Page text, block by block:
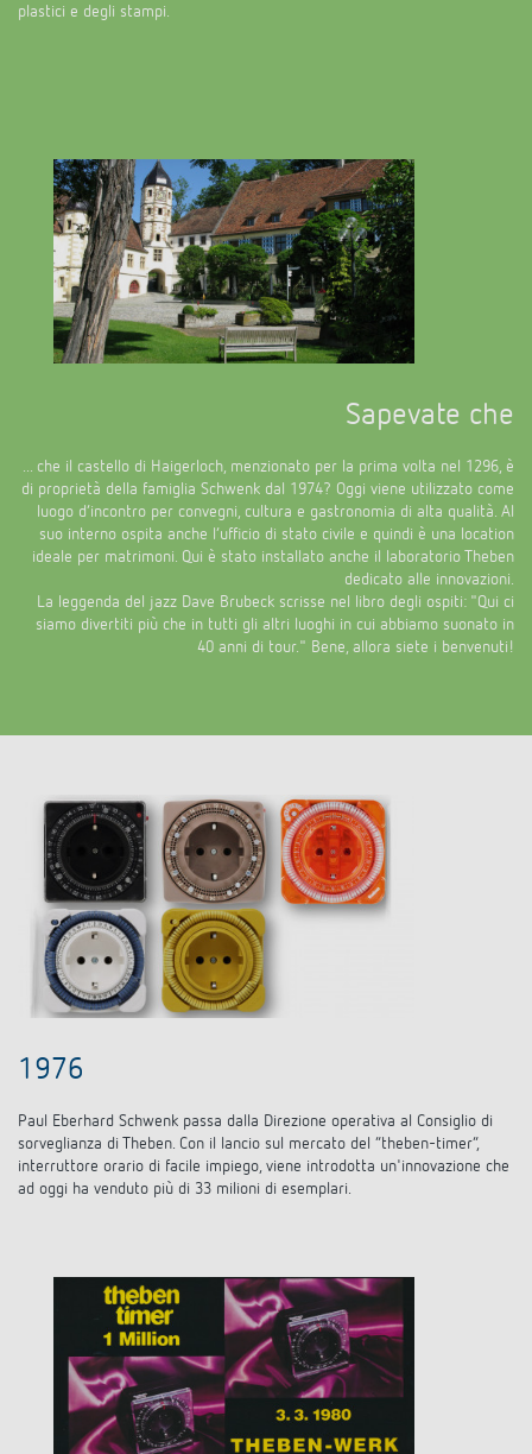
plastici e degli stampi.
Sapevate che
... che il castello di Haigerloch, menzionato per la prima volta nel 1296, è
di proprietà della famiglia Schwenk dal 1974? Oggi viene utilizzato come
luogo d’incontro per convegni, cultura e gastronomia di alta qualità. Al
suo interno ospita anche l’ufficio di stato civile e quindi è una location
ideale per matrimoni. Qui è stato installato anche il laboratorio Theben
dedicato alle innovazioni.
La leggenda del jazz Dave Brubeck scrisse nel libro degli ospiti: "Qui ci
siamo divertiti più che in tutti gli altri luoghi in cui abbiamo suonato in
40 anni di tour." Bene, allora siete i benvenuti!
1976
Paul Eberhard Schwenk passa dalla Direzione operativa al Consiglio di
sorveglianza di Theben. Con il lancio sul mercato del “theben-timer”,
interruttore orario di facile impiego, viene introdotta un'innovazione che
ad oggi ha venduto più di 33 milioni di esemplari.